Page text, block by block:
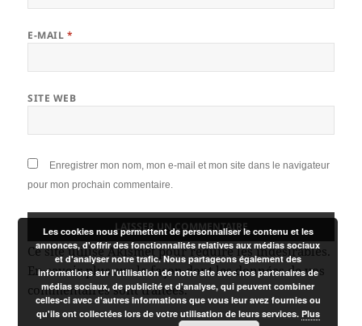
E-MAIL *
SITE WEB
Enregistrer mon nom, mon e-mail et mon site dans le navigateur
pour mon prochain commentaire.
Ce site utilise Akismet pour réduire les indésirables.
En savoir plus sur la façon dont les données de vos
commentaires sont traitées.
Les cookies nous permettent de personnaliser le contenu et les
annonces, d'offrir des fonctionnalités relatives aux médias sociaux
et d'analyser notre trafic. Nous partageons également des
informations sur l'utilisation de notre site avec nos partenaires de
médias sociaux, de publicité et d'analyse, qui peuvent combiner
celles-ci avec d'autres informations que vous leur avez fournies ou
qu'ils ont collectées lors de votre utilisation de leurs services. Plus